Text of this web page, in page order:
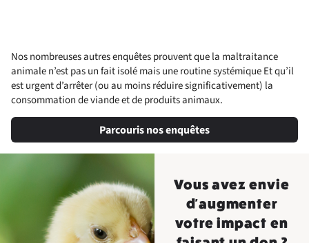
Nos nombreuses autres enquêtes prouvent que la maltraitance
animale n’est pas un fait isolé mais une routine systémique Et qu’il
est urgent d’arrêter (ou au moins réduire significativement) la
consommation de viande et de produits animaux.
Parcouris nos enquêtes
Vous avez envie
d'augmenter
votre impact en